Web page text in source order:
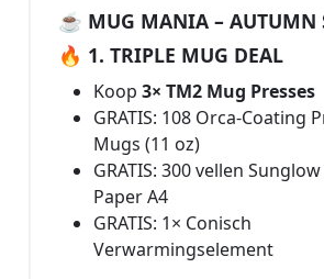
☕ MUG MANIA – AUTUMN
🔥 1. TRIPLE MUG DEAL
Koop 3× TM2 Mug Presses
GRATIS: 108 Orca-Coating
Mugs (11 oz)
GRATIS: 300 vellen
Paper A4
GRATIS: 1× Conisch
Verwarmingselement